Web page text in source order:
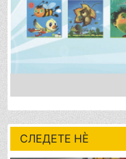
СЛЕДЕТЕ НÈ